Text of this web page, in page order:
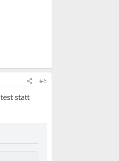
#6
statt